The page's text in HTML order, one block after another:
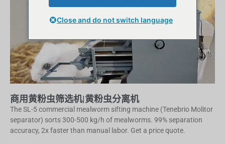
商用黄粉虫筛选机|黄粉虫分离机
The SL-5 commercial mealworm sifting machine (Tenebrio Molitor
separator) sorts 300-500 kg/h of mealworms. 99% separation
accuracy, 2x faster than manual labor. Get a price quote.
Close and do not switch language